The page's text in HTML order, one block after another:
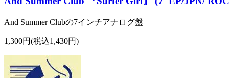
And Summer Clubの7インチアナログ盤
1,300円(税込1,430円)